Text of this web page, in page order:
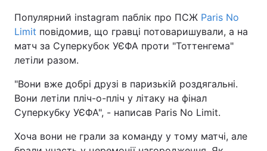
Популярний instagram паблік про ПСЖ Paris No
Limit повідомив, що гравці потоваришували, а на
матч за Суперкубок УЄФА проти "Тоттенгема"
летіли разом.
"Вони вже добрі друзі в паризькій роздягальні.
Вони летіли пліч-о-пліч у літаку на фінал
Суперкубку УЄФА", - написав Paris No Limit.
Хоча вони не грали за команду у тому матчі, але